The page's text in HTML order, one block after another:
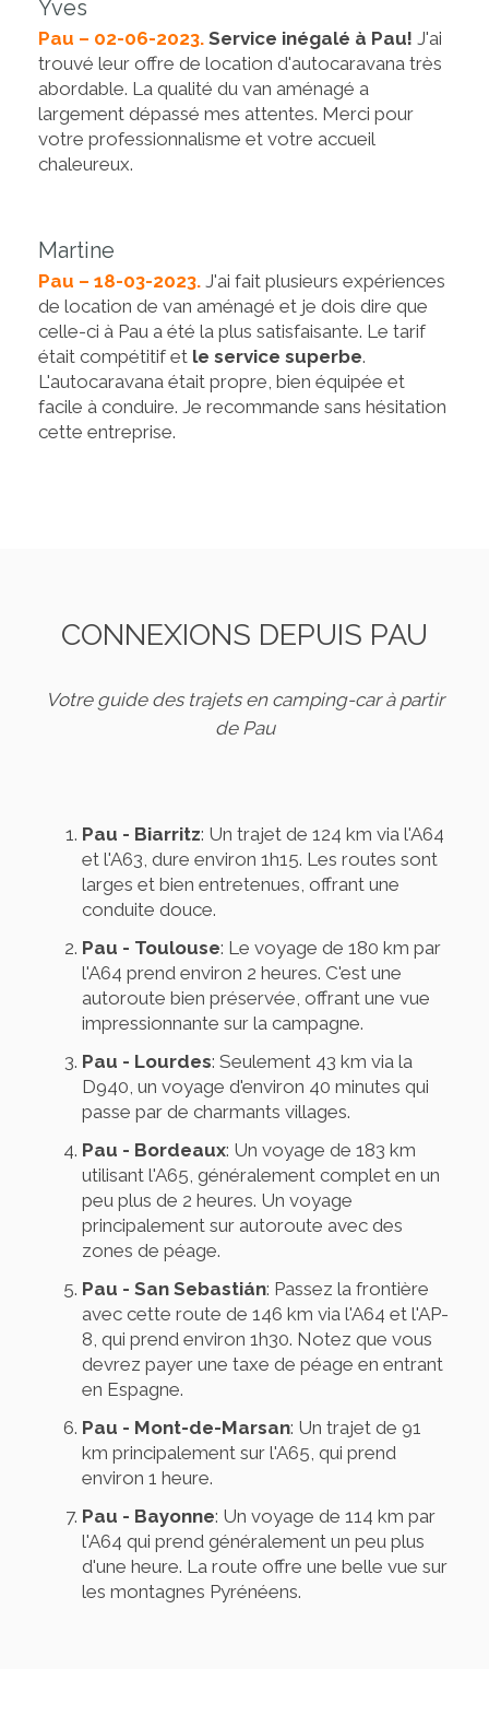
Yves
Pau – 02-06-2023. Service inégalé à Pau! J'ai
trouvé leur offre de location d'autocaravana très
abordable. La qualité du van aménagé a
largement dépassé mes attentes. Merci pour
votre professionnalisme et votre accueil
chaleureux.
Martine
Pau – 18-03-2023. J'ai fait plusieurs expériences
de location de van aménagé et je dois dire que
celle-ci à Pau a été la plus satisfaisante. Le tarif
était compétitif et le service superbe.
L'autocaravana était propre, bien équipée et
facile à conduire. Je recommande sans hésitation
cette entreprise.
CONNEXIONS DEPUIS PAU
Votre guide des trajets en camping-car à partir
de Pau
Pau - Biarritz: Un trajet de 124 km via l'A64
et l'A63, dure environ 1h15. Les routes sont
larges et bien entretenues, offrant une
conduite douce.
Pau - Toulouse: Le voyage de 180 km par
l'A64 prend environ 2 heures. C'est une
autoroute bien préservée, offrant une vue
impressionnante sur la campagne.
Pau - Lourdes: Seulement 43 km via la
D940, un voyage d'environ 40 minutes qui
passe par de charmants villages.
Pau - Bordeaux: Un voyage de 183 km
utilisant l'A65, généralement complet en un
peu plus de 2 heures. Un voyage
principalement sur autoroute avec des
zones de péage.
Pau - San Sebastián: Passez la frontière
avec cette route de 146 km via l'A64 et l'AP-
8, qui prend environ 1h30. Notez que vous
devrez payer une taxe de péage en entrant
en Espagne.
Pau - Mont-de-Marsan: Un trajet de 91
km principalement sur l'A65, qui prend
environ 1 heure.
Pau - Bayonne: Un voyage de 114 km par
l'A64 qui prend généralement un peu plus
d'une heure. La route offre une belle vue sur
les montagnes Pyrénéens.